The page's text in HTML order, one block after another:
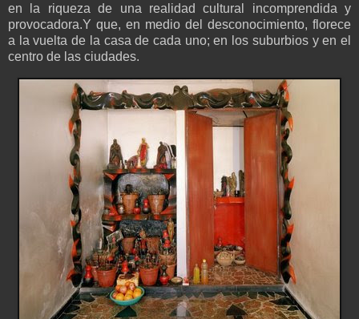
en la riqueza de una realidad cultural incomprendida y
provocadora.Y que, en medio del desconocimiento, florece
a la vuelta de la casa de cada uno; en los suburbios y en el
centro de las ciudades.